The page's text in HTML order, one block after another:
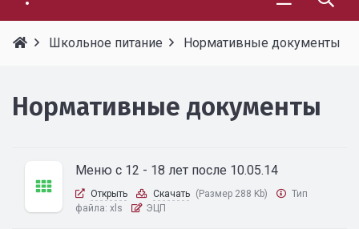
Школьное питание Нормативные документы
Нормативные документы
Меню с 12 - 18 лет после 10.05.14
Открыть Скачать (Размер 288 Kb)
Тип
файла: xls ЭЦП